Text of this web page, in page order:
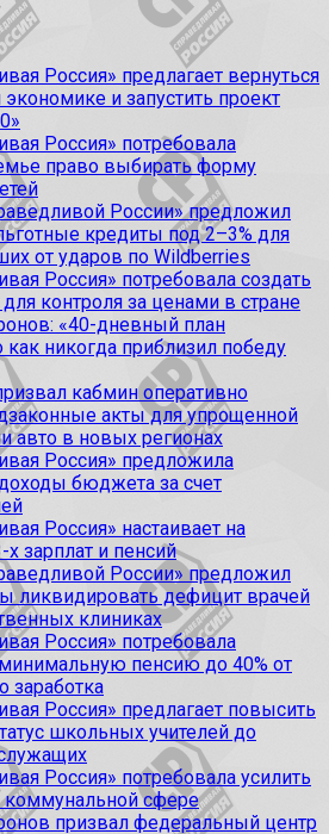
Россия» предлагает вернуться
и запустить проект
Россия» потребовала
право выбирать форму
России» предложил
кредиты под 2–3% для
от ударов по Wildberries
Россия» потребовала создать
контроля за ценами в стране
«40-дневный план
как никогда приблизил победу
кабмин оперативно
акты для упрощенной
авто в новых регионах
Россия» предложила
бюджета за счет
Россия» настаивает на
зарплат и пенсий
России» предложил
ликвидировать дефицит врачей
клиниках
Россия» потребовала
пенсию до 40% от
заработка
Россия» предлагает повысить
школьных учителей до
Россия» потребовала усилить
коммунальной сфере
призвал федеральный центр